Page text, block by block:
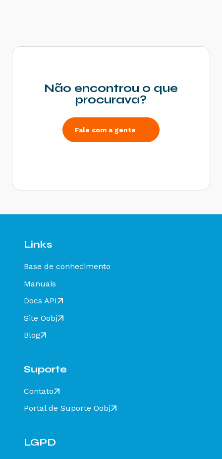
Rejeição 600: CSOSN incompatível na operação
Rejeição 531: Total da BC ICMS difere do
somatório dos itens - Como resolver?
Rejeição 540: Grupo de documentos informado
inválido para remetente que emite NFe - Como
resolver?
diferente de CT-e EMITIDO EM AMBIENTE DE
HOMOLOGACAO - SEM VALOR FISCAL - Como
Rejeição 649: CT-e emitido em ambiente de
diferente de CT-E EMITIDO EM AMBIENTE DE
resolver?
Rejeição 211: IE do substituto inválida - Como
- Como resolver?
homologação com Razão Social do recebedor
HOMOLOGACAO - SEM VALOR FISCAL - Como
completo - Como resolver?
Não encontrou o que
procurava?
Fale com a gente
Links
Base de conhecimento
Manuais
Docs API
Site Oobj
Blog
Suporte
Contato
Portal de Suporte Oobj
LGPD